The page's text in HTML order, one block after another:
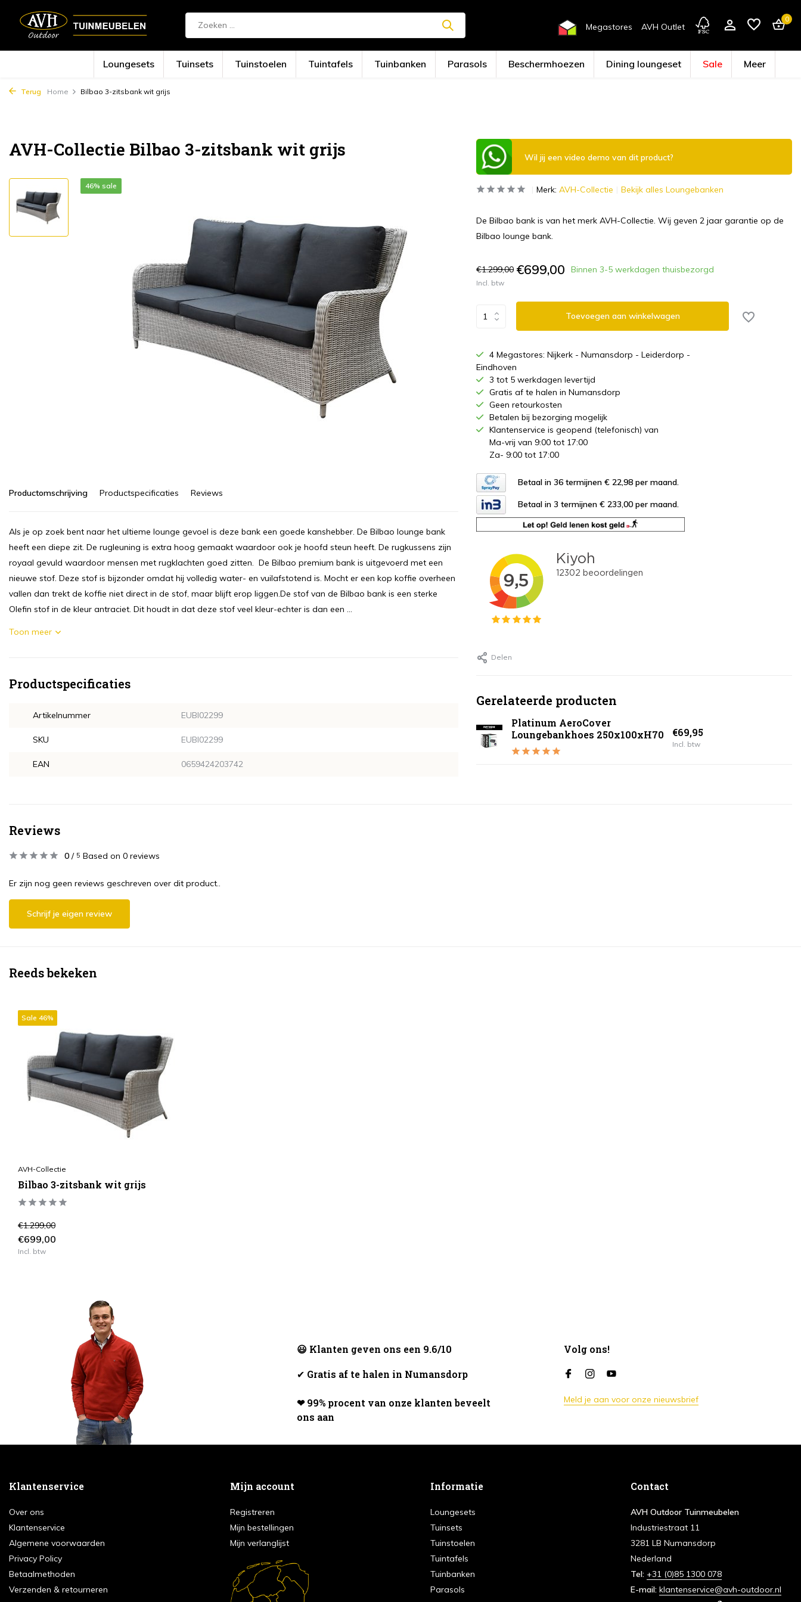
Megastores AVH Outlet
0
Loungesets Tuinsets Tuinstoelen Tuintafels Tuinbanken Parasols Beschermhoezen Dining loungeset Sale Meer
Terug Home Bilbao 3-zitsbank wit grijs
AVH-Collectie Bilbao 3-zitsbank wit grijs
46% sale
Productomschrijving Productspecificaties Reviews
Als je op zoek bent naar het ultieme lounge gevoel is deze bank een goede kanshebber. De Bilbao lounge bank
heeft een diepe zit. De rugleuning is extra hoog gemaakt waardoor ook je hoofd steun heeft. De rugkussens zijn
royaal gevuld waardoor mensen met rugklachten goed zitten. De Bilbao premium bank is uitgevoerd met een
nieuwe stof. Deze stof is bijzonder omdat hij volledig water- en vuilafstotend is. Mocht er een kop koffie overheen
vallen dan trekt de koffie niet direct in de stof, maar blijft erop liggen.De stof van de Bilbao bank is een sterke
Olefin stof in de kleur antraciet. Dit houdt in dat deze stof veel kleur-echter is dan een ...
Toon meer
Productspecificaties
Artikelnummer EUBI02299
SKU EUBI02299
EAN 0659424203742
Wil jij een video demo van dit product?
Merk: AVH-Collectie Bekijk alles Loungebanken
De Bilbao bank is van het merk AVH-Collectie. Wij geven 2 jaar garantie op de
Bilbao lounge bank.
€1.299,00 €699,00 Binnen 3-5 werkdagen thuisbezorgd
Incl. btw
Toevoegen aan winkelwagen
4 Megastores: Nijkerk - Numansdorp - Leiderdorp -
Eindhoven
3 tot 5 werkdagen levertijd
Gratis af te halen in Numansdorp
Geen retourkosten
Betalen bij bezorging mogelijk
Klantenservice is geopend (telefonisch) van
Ma-vrij van 9:00 tot 17:00
Za- 9:00 tot 17:00
Betaal in 36 termijnen € 22,98 per maand.
Betaal in 3 termijnen € 233,00 per maand.
Delen
Gerelateerde producten
Platinum AeroCover
Loungebankhoes 250x100xH70
€69,95
Incl. btw
Reviews
0 / 5 Based on 0 reviews
Er zijn nog geen reviews geschreven over dit product..
Schrijf je eigen review
Reeds bekeken
Sale 46%
AVH-Collectie
Bilbao 3-zitsbank wit grijs
€1.299,00
€699,00
Incl. btw
😃 Klanten geven ons een 9.6/10
✔ Gratis af te halen in Numansdorp
❤ 99% procent van onze klanten beveelt
ons aan
Volg ons!
Meld je aan voor onze nieuwsbrief
Klantenservice
Over ons
Klantenservice
Algemene voorwaarden
Privacy Policy
Betaalmethoden
Verzenden & retourneren
Mijn account
Registreren
Mijn bestellingen
Mijn verlanglijst
Informatie
Loungesets
Tuinsets
Tuinstoelen
Tuintafels
Tuinbanken
Parasols
Contact
AVH Outdoor Tuinmeubelen
Industriestraat 11
3281 LB Numansdorp
Nederland
Tel: +31 (0)85 1300 078
E-mail: klantenservice@avh-outdoor.nl